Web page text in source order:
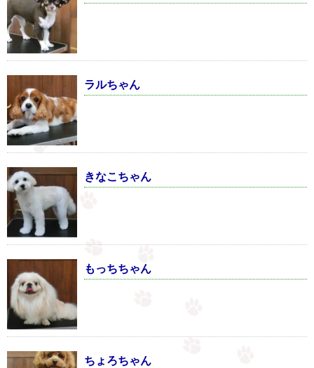
ラルちゃん
きなこちゃん
もっちちゃん
ちょろちゃん